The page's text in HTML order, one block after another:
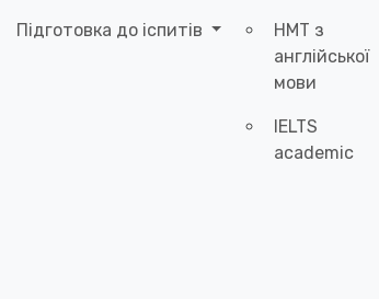
Підготовка до іспитів
НМТ з
англійської
мови
IELTS
academic